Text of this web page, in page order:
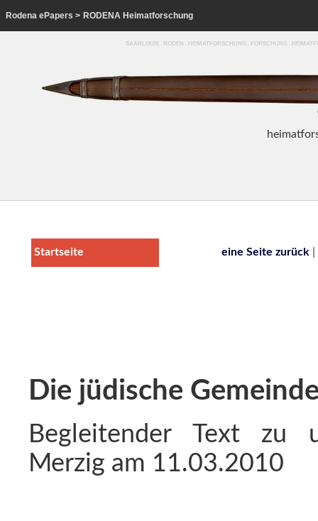
Rodena ePapers > RODENA Heimatforschung
SAARLOUIS . RODEN . HEIMATFORSCHUNG . FORSCHUNG .
heim
Startseite eine Seite zurück
Die jüdische
Begleitender Text zu
Merzig am 11.03.2010